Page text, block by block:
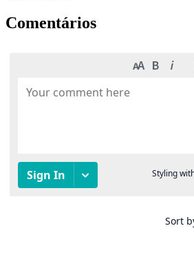
Comentários